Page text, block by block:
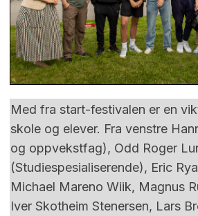
Med fra start-festivalen er en
skole og elever. Fra venstre
og oppvekstfag), Odd Roger
(Studiespesialiserende), Eric
Michael Mareno Wiik, Magnus
Iver Skotheim Stenersen, Lars